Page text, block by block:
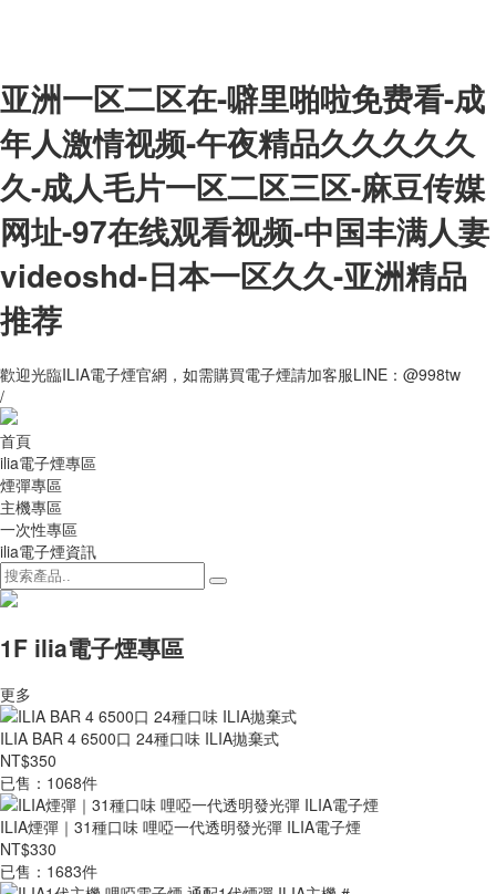
亚洲一区二区在-噼里啪啦免费看-成
年人激情视频-午夜精品久久久久久
久-成人毛片一区二区三区-麻豆传媒
网址-97在线观看视频-中国丰满人妻
videoshd-日本一区久久-亚洲精品
推荐
歡迎光臨ILIA電子煙官網，如需購買電子煙請加客服LINE：@998tw
/
首頁
ilia電子煙專區
煙彈專區
主機專區
一次性專區
ilia電子煙資訊
1F ilia電子煙專區
更多
ILIA BAR 4 6500口 24種口味 ILIA拋棄式
NT$350
已售：1068件
ILIA煙彈｜31種口味 哩啞一代透明發光彈 ILIA電子煙
NT$330
已售：1683件